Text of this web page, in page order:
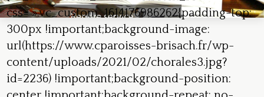
css= ».vc_custom_1614176986262{padding-top:
300px !important;background-image:
url(https://www.cparoisses-brisach.fr/wp-
content/uploads/2021/02/chorales3.jpg?
id=2236) !important;background-position: